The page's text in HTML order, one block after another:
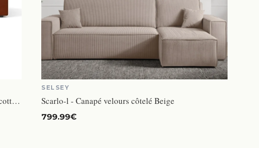
Canapé droit convertible MAX en velours terracotta 3 places - Coffre de rangement - BAÏTA
SELSEY
Scarlo-l - Canapé velours côtelé Beige
799.99€